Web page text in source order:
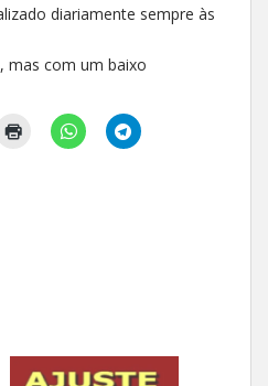
diariamente sempre às
mas com um baixo